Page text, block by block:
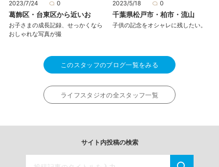
2023/7/24 0
葛飾区・台東区から近いお
お子さまの成長記録、せっかくなら
おしゃれな写真が撮
2023/5/18 0
千葉県松戸市・柏市・流山
子供の記念をオシャレに残したい。
このスタッフのブログ一覧をみる
ライフスタジオの全スタッフ一覧
サイト内投稿の検索